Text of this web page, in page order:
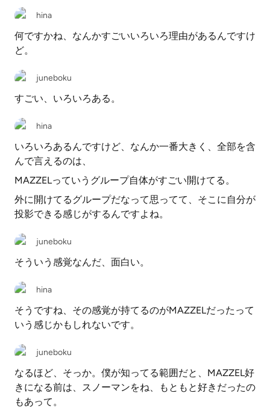
hina
何ですかね、なんかすごいいろいろ理由があるんですけ
ど。
juneboku
すごい、いろいろある。
hina
いろいろあるんですけど、なんか一番大きく、全部を含
んで言えるのは、
MAZZELっていうグループ自体がすごい開けてる。
外に開けてるグループだなって思ってて、そこに自分が
投影できる感じがするんですよね。
juneboku
そういう感覚なんだ、面白い。
hina
そうですね、その感覚が持てるのがMAZZELだったって
いう感じかもしれないです。
juneboku
なるほど、そっか。僕が知ってる範囲だと、MAZZEL好
きになる前は、スノーマンをね、もともと好きだったの
もあって。